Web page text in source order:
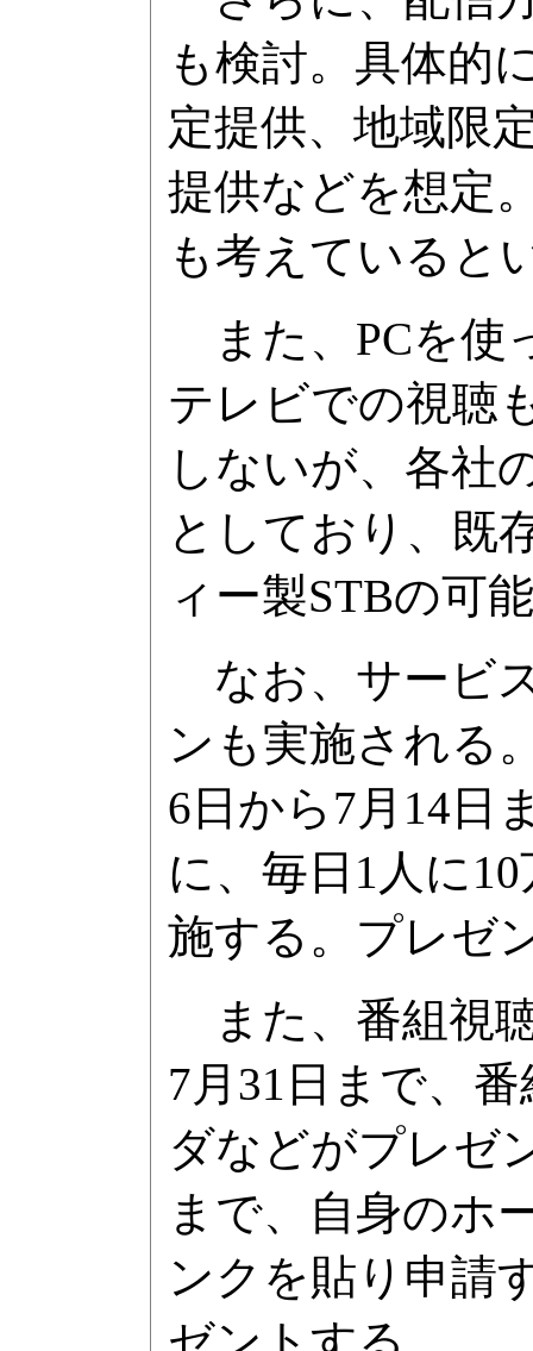
も検討。具体的
定提供、地域限
提供などを想定
も考えていると
また、PCを使
テレビでの視聴
しないが、各社
としており、既
ィー製STBの可
なお、サービ
ンも実施される
6日から7月14日
に、毎日1人に
施する。プレゼ
また、番組視
7月31日まで、
ダなどがプレゼ
まで、自身のホ
ンクを貼り申請